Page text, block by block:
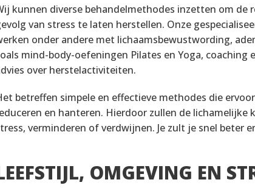
kunnen diverse behandelmethodes inzetten om de
van stress te laten herstellen. Onze
onder andere met lichaamsbewustwording,
mind-body-oefeningen Pilates en Yoga,
over herstelactiviteiten.
betreffen simpele en effectieve methodes die
en hanteren. Hierdoor zullen de
verminderen of verdwijnen. Je zult je snel beter
OMGEVING EN